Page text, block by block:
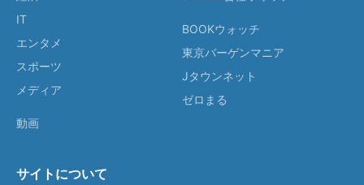
IT
エンタメ
スポーツ
メディア
動画
BOOKウォッチ
東京バーゲンマニア
Jタウンネット
ゼロまる
サイトについて